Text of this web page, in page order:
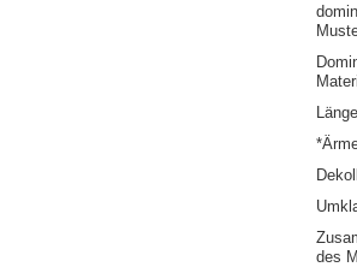
Länge
des